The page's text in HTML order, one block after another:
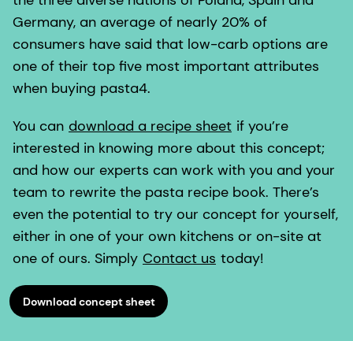
Germany, an average of nearly 20% of
consumers have said that low-carb options are
one of their top five most important attributes
when buying pasta4.
You can download a recipe sheet if you’re
interested in knowing more about this concept;
and how our experts can work with you and your
team to rewrite the pasta recipe book. There’s
even the potential to try our concept for yourself,
either in one of your own kitchens or on-site at
one of ours. Simply Contact us today!
Download concept sheet